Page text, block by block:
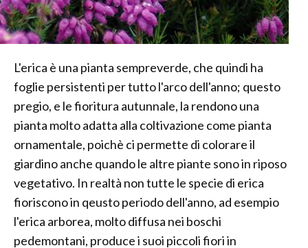
L'erica è una pianta sempreverde, che quindi ha
foglie persistenti per tutto l'arco dell'anno; questo
pregio, e le fioritura autunnale, la rendono una
pianta molto adatta alla coltivazione come pianta
ornamentale, poichè ci permette di colorare il
giardino anche quando le altre piante sono in riposo
vegetativo. In realtà non tutte le specie di erica
fioriscono in qeusto periodo dell'anno, ad esempio
l'erica arborea, molto diffusa nei boschi
pedemontani, produce i suoi piccoli fiori in